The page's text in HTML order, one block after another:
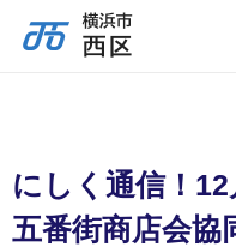
にしく通信！
五番街商店会協